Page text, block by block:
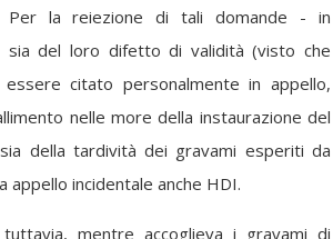
Per la reiezione di tali domande - in
sia del loro difetto di validità (visto che
citato personalmente in appello,
nelle more della instaurazione del
della tardività dei gravami esperiti da
appello incidentale anche HDI.
mentre accoglieva i gravami di